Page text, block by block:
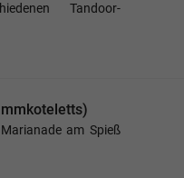
Tandoor-
am Spieß